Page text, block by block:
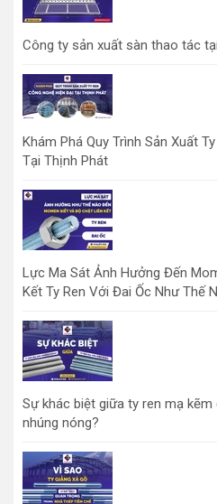
Công ty sản xuất sàn thao tác
Khám Phá Quy Trình Sản Xuất
Tại Thịnh Phát
Lực Ma Sát Ảnh Hưởng Đến
Kết Ty Ren Với Đai Ốc Như Thế
Sự khác biệt giữa ty ren mạ kẽm
nhúng nóng?